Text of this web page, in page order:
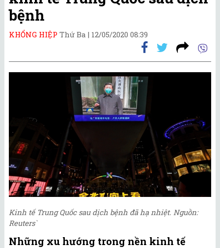
bệnh
KHỔNG HIỆP Thứ Ba | 12/05/2020 08:39
Kinh tế Trung Quốc sau dịch bệnh đã hạ nhiệt. Nguồn:
Reuters`
Những xu hướng trong nền kinh tế